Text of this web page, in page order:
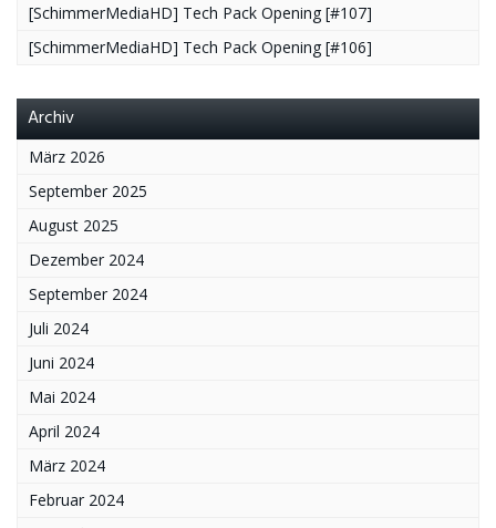
[SchimmerMediaHD] Tech Pack Opening [#107]
[SchimmerMediaHD] Tech Pack Opening [#106]
Archiv
März 2026
September 2025
August 2025
Dezember 2024
September 2024
Juli 2024
Juni 2024
Mai 2024
April 2024
März 2024
Februar 2024